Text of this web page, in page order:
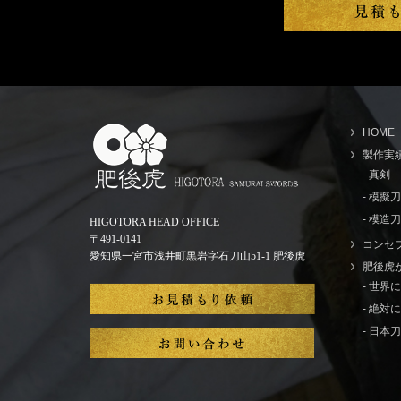
HIGOTORA HEAD OFFICE
〒491-0141
愛知県一宮市浅井町黒岩字石刀山51-1 肥後虎
HOME
製作実
- 真剣
- 模擬
- 模造刀
コンセ
肥後虎
- 世界
- 絶対
- 日本